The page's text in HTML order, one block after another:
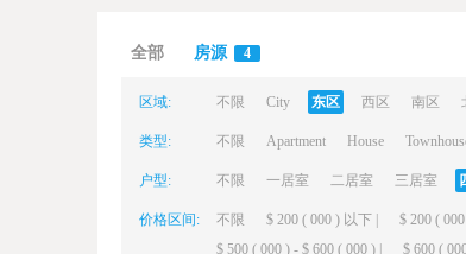
全部 房源 4
区域: 不限 City 东区 西区 南区
类型: 不限 Apartment House
户型: 不限 一居室 二居室 三居室
价格区间: 不限 $ 200 ( 000 ) 以下 | $ 200 (
$ 500 ( 000 ) - $ 600 ( 000 ) |
$ 600 (